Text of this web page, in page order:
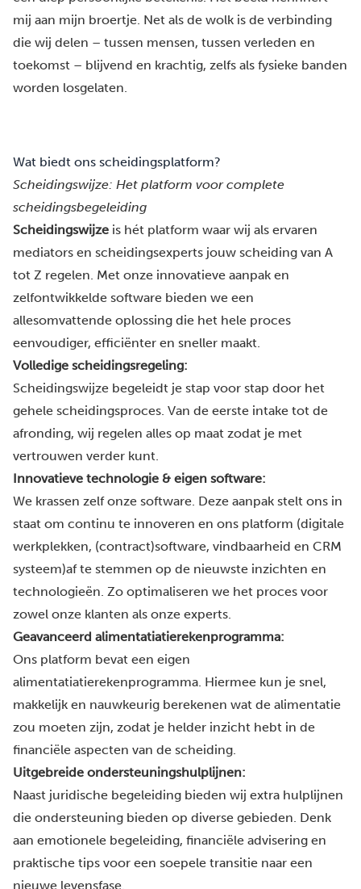
mij aan mijn broertje. Net als de wolk is de verbinding
die wij delen – tussen mensen, tussen verleden en
toekomst – blijvend en krachtig, zelfs als fysieke banden
worden losgelaten.
Wat biedt ons scheidingsplatform?
Scheidingswijze: Het platform voor complete
scheidingsbegeleiding
Scheidingswijze is hét platform waar wij als ervaren
mediators en scheidingsexperts jouw scheiding van A
tot Z regelen. Met onze innovatieve aanpak en
zelfontwikkelde software bieden we een
allesomvattende oplossing die het hele proces
eenvoudiger, efficiënter en sneller maakt.
Volledige scheidingsregeling:
Scheidingswijze begeleidt je stap voor stap door het
gehele scheidingsproces. Van de eerste intake tot de
afronding, wij regelen alles op maat zodat je met
vertrouwen verder kunt.
Innovatieve technologie & eigen software:
We krassen zelf onze software. Deze aanpak stelt ons in
staat om continu te innoveren en ons platform (digitale
werkplekken, (contract)software, vindbaarheid en CRM
systeem)af te stemmen op de nieuwste inzichten en
technologieën. Zo optimaliseren we het proces voor
zowel onze klanten als onze experts.
Geavanceerd alimentatiatierekenprogramma:
Ons platform bevat een eigen
alimentatiatierekenprogramma. Hiermee kun je snel,
makkelijk en nauwkeurig berekenen wat de alimentatie
zou moeten zijn, zodat je helder inzicht hebt in de
financiële aspecten van de scheiding.
Uitgebreide ondersteuningshulplijnen:
Naast juridische begeleiding bieden wij extra hulplijnen
die ondersteuning bieden op diverse gebieden. Denk
aan emotionele begeleiding, financiële advisering en
praktische tips voor een soepele transitie naar een
nieuwe levensfase.